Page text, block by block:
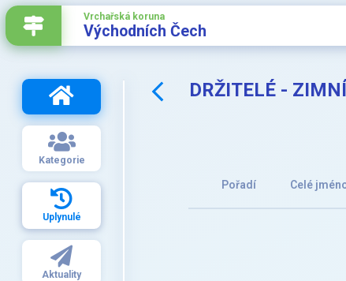
Vrchařská koruna
Východních Čech
Kategorie
Uplynulé
Aktuality
DRŽITELÉ -
Pořadí Celé